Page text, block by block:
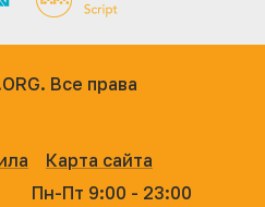
Все права
Карта сайта
Пн-Пт 9:00 - 23:00